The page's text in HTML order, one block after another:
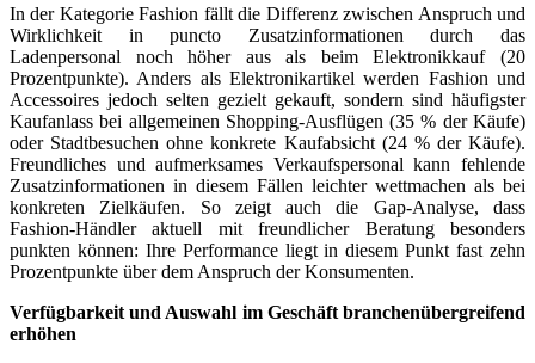
In der Kategorie Fashion fällt die Differenz zwischen Anspruch und
Wirklichkeit in puncto Zusatzinformationen durch das
Ladenpersonal noch höher aus als beim Elektronikkauf (20
Prozentpunkte). Anders als Elektronikartikel werden Fashion und
Accessoires jedoch selten gezielt gekauft, sondern sind häufigster
Kaufanlass bei allgemeinen Shopping-Ausflügen (35 % der Käufe)
oder Stadtbesuchen ohne konkrete Kaufabsicht (24 % der Käufe).
Freundliches und aufmerksames Verkaufspersonal kann fehlende
Zusatzinformationen in diesem Fällen leichter wettmachen als bei
konkreten Zielkäufen. So zeigt auch die Gap-Analyse, dass
Fashion-Händler aktuell mit freundlicher Beratung besonders
punkten können: Ihre Performance liegt in diesem Punkt fast zehn
Prozentpunkte über dem Anspruch der Konsumenten.
Verfügbarkeit und Auswahl im Geschäft branchenübergreifend
erhöhen